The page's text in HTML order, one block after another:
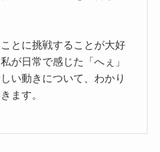
とに挑戦することが大好
が日常で感じた「へぇ」
い動きについて、わかり
ます。